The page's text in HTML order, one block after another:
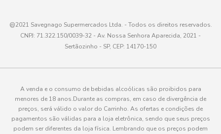
@2021 Savegnago Supermercados Ltda. - Todos os direitos reservados.
CNPJ: 71.322.150/0039-32 - Av. Nossa Senhora Aparecida, 2021 -
Sertãozinho - SP, CEP: 14170-150
A venda e o consumo de bebidas alcoólicas são proibidos para
menores de 18 anos.Durante as compras, em caso de divergência de
preços, será válido o valor do Carrinho. As ofertas e condições de
pagamentos são válidas para a loja eletrônica, sendo que seus preços
podem ser diferentes da loja física. Lembrando que os preços podem